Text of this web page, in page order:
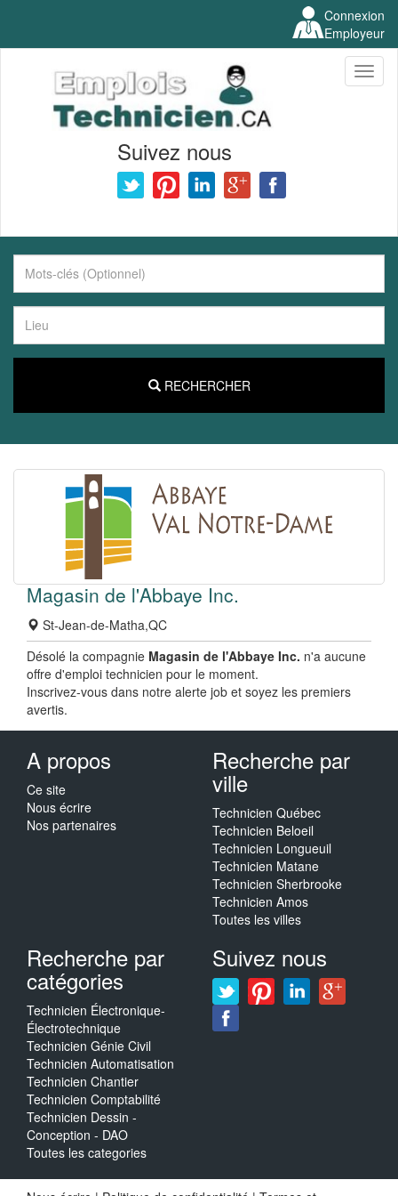
Connexion
Employeur
Suivez nous
RECHERCHER
Magasin de l'Abbaye Inc.
St-Jean-de-Matha,QC
Désolé la compagnie Magasin de l'Abbaye Inc. n'a aucune
offre d'emploi technicien pour le moment.
Inscrivez-vous dans notre alerte job et soyez les premiers
avertis.
A propos
Ce site
Nous écrire
Nos partenaires
Recherche par
ville
Technicien Québec
Technicien Beloeil
Technicien Longueuil
Technicien Matane
Technicien Sherbrooke
Technicien Amos
Toutes les villes
Recherche par
catégories
Technicien Électronique-
Électrotechnique
Technicien Génie Civil
Technicien Automatisation
Technicien Chantier
Technicien Comptabilité
Technicien Dessin -
Conception - DAO
Toutes les categories
Suivez nous